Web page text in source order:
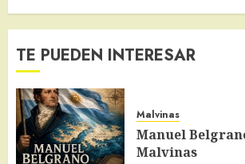
TE PUEDEN INTERESAR
Malvinas
Manuel
Malvinas